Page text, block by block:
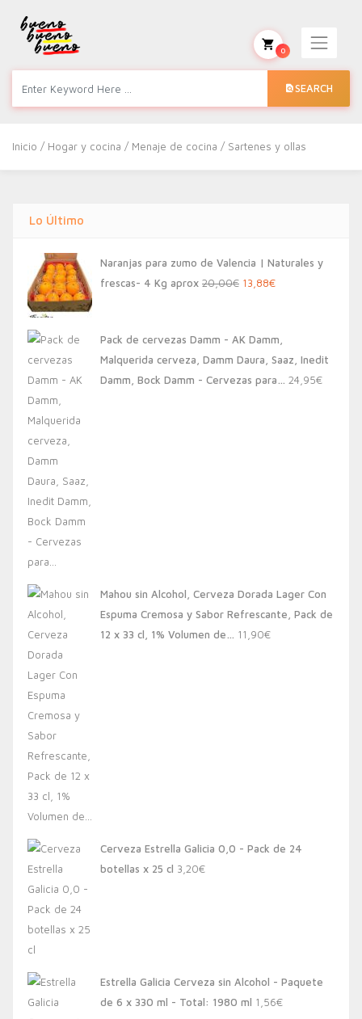
SEARCH
0
Inicio / Hogar y cocina / Menaje de cocina / Sartenes y ollas
Lo Último
Naranjas para zumo de Valencia | Naturales y
frescas- 4 Kg aprox 20,00€ El
era:
20,00€.
13,88€El
es:
13,88€.
Pack de cervezas Damm - AK Damm,
Malquerida cerveza, Damm Daura, Saaz, Inedit
Damm, Bock Damm - Cervezas para… 24,95€
Mahou sin Alcohol, Cerveza Dorada Lager Con
Espuma Cremosa y Sabor Refrescante, Pack de
12 x 33 cl, 1% Volumen de… 11,90€
Cerveza Estrella Galicia 0,0 - Pack de 24
botellas x 25 cl 3,20€
Estrella Galicia Cerveza sin Alcohol - Paquete
de 6 x 330 ml - Total: 1980 ml 1,56€